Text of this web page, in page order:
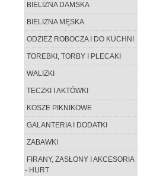
BIELIZNA DAMSKA
BIELIZNA MĘSKA
ODZIEŻ ROBOCZA I DO KUCHNI
TOREBKI, TORBY I PLECAKI
WALIZKI
TECZKI I AKTÓWKI
KOSZE PIKNIKOWE
GALANTERIA I DODATKI
ZABAWKI
FIRANY, ZASŁONY I AKCESORIA
- HURT